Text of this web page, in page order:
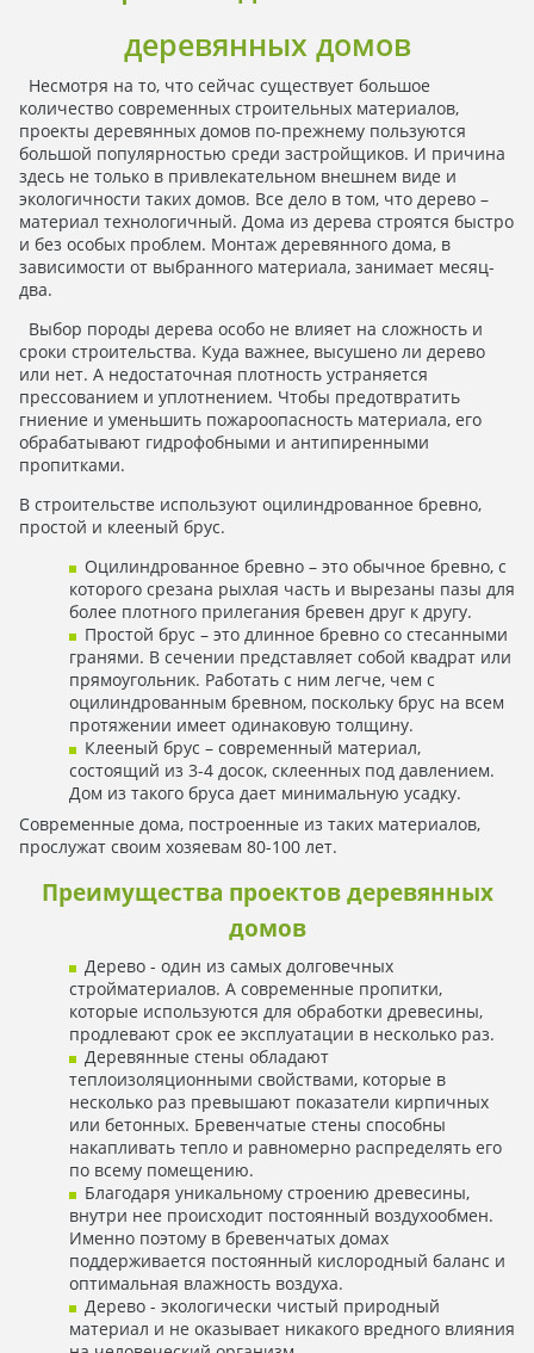
деревянных домов
Несмотря на то, что сейчас существует большое
количество современных строительных материалов,
проекты деревянных домов по-прежнему пользуются
большой популярностью среди застройщиков. И причина
здесь не только в привлекательном внешнем виде и
экологичности таких домов. Все дело в том, что дерево –
материал технологичный. Дома из дерева строятся быстро
и без особых проблем. Монтаж деревянного дома, в
зависимости от выбранного материала, занимает месяц-
два.
Выбор породы дерева особо не влияет на сложность и
сроки строительства. Куда важнее, высушено ли дерево
или нет. А недостаточная плотность устраняется
прессованием и уплотнением. Чтобы предотвратить
гниение и уменьшить пожароопасность материала, его
обрабатывают гидрофобными и антипиренными
пропитками.
В строительстве используют оцилиндрованное бревно,
простой и клееный брус.
Оцилиндрованное бревно – это обычное бревно, с
которого срезана рыхлая часть и вырезаны пазы для
более плотного прилегания бревен друг к другу.
Простой брус – это длинное бревно со стесанными
гранями. В сечении представляет собой квадрат или
прямоугольник. Работать с ним легче, чем с
оцилиндрованным бревном, поскольку брус на всем
протяжении имеет одинаковую толщину.
Клееный брус – современный материал,
состоящий из 3-4 досок, склеенных под давлением.
Дом из такого бруса дает минимальную усадку.
Современные дома, построенные из таких материалов,
прослужат своим хозяевам 80-100 лет.
Преимущества проектов деревянных
домов
Дерево - один из самых долговечных
стройматериалов. А современные пропитки,
которые используются для обработки древесины,
продлевают срок ее эксплуатации в несколько раз.
Деревянные стены обладают
теплоизоляционными свойствами, которые в
несколько раз превышают показатели кирпичных
или бетонных. Бревенчатые стены способны
накапливать тепло и равномерно распределять его
по всему помещению.
Благодаря уникальному строению древесины,
внутри нее происходит постоянный воздухообмен.
Именно поэтому в бревенчатых домах
поддерживается постоянный кислородный баланс и
оптимальная влажность воздуха.
Дерево - экологически чистый природный
материал и не оказывает никакого вредного влияния